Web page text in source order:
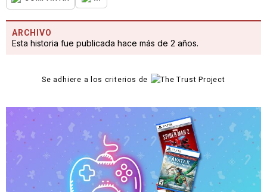
ARCHIVO
Esta historia fue publicada hace más de 2 años.
Se adhiere a los criterios de